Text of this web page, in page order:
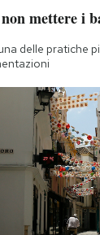
mettere i
delle pratiche